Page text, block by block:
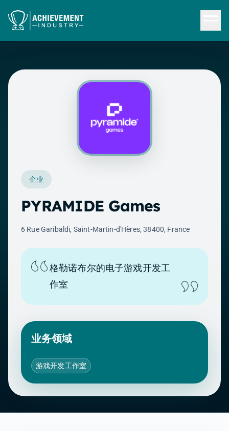
企业
PYRAMIDE Games
6 Rue Garibaldi, Saint-Martin-d'Hères, 38400, France
格勒诺布尔的电子游戏开发工
作室
业务领域
游戏开发工作室